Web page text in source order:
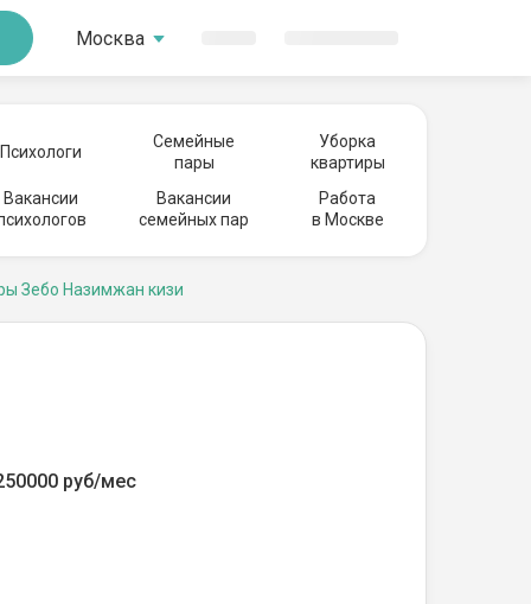
Москва
Психологи
Семейные
пары
Уборка
квартиры
Вакансии
Вакансии
семейных пар
Работа
в Москве
Зебо Назимжан кизи
руб/мес